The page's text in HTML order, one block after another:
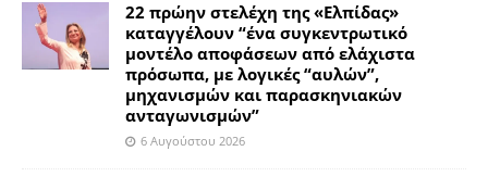
22 πρώην στελέχη της «Ελπίδας»
καταγγέλουν “ένα συγκεντρωτικό
μοντέλο αποφάσεων από ελάχιστα
πρόσωπα, με λογικές “αυλών”,
μηχανισμών και παρασκηνιακών
ανταγωνισμών”
6 Αυγούστου 2026